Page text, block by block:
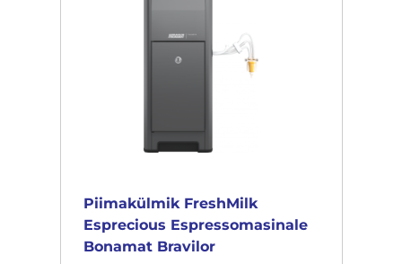
Piimakülmik FreshMilk
Esprecious Espressomasinale
Bonamat Bravilor